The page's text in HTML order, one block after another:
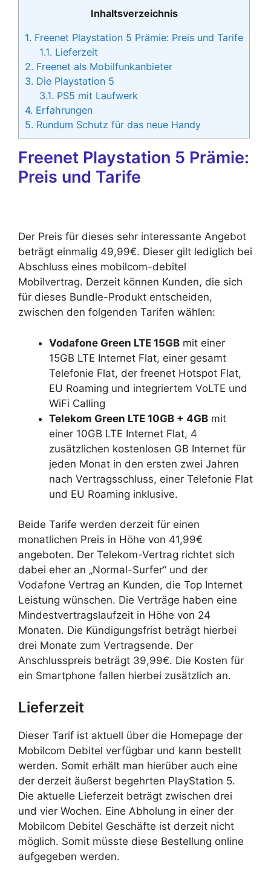
Inhaltsverzeichnis
1. Freenet Playstation 5 Prämie: Preis und Tarife
1.1. Lieferzeit
2. Freenet als Mobilfunkanbieter
3. Die Playstation 5
3.1. PS5 mit Laufwerk
4. Erfahrungen
5. Rundum Schutz für das neue Handy
Freenet Playstation 5 Prämie:
Preis und Tarife
Der Preis für dieses sehr interessante Angebot
beträgt einmalig 49,99€. Dieser gilt lediglich bei
Abschluss eines mobilcom-debitel
Mobilvertrag. Derzeit können Kunden, die sich
für dieses Bundle-Produkt entscheiden,
zwischen den folgenden Tarifen wählen:
Vodafone Green LTE 15GB mit einer
15GB LTE Internet Flat, einer gesamt
Telefonie Flat, der freenet Hotspot Flat,
EU Roaming und integriertem VoLTE und
WiFi Calling
Telekom Green LTE 10GB + 4GB mit
einer 10GB LTE Internet Flat, 4
zusätzlichen kostenlosen GB Internet für
jeden Monat in den ersten zwei Jahren
nach Vertragsschluss, einer Telefonie Flat
und EU Roaming inklusive.
Beide Tarife werden derzeit für einen
monatlichen Preis in Höhe von 41,99€
angeboten. Der Telekom-Vertrag richtet sich
dabei eher an „Normal-Surfer“ und der
Vodafone Vertrag an Kunden, die Top Internet
Leistung wünschen. Die Verträge haben eine
Mindestvertragslaufzeit in Höhe von 24
Monaten. Die Kündigungsfrist beträgt hierbei
drei Monate zum Vertragsende. Der
Anschlusspreis beträgt 39,99€. Die Kosten für
ein Smartphone fallen hierbei zusätzlich an.
Lieferzeit
Dieser Tarif ist aktuell über die Homepage der
Mobilcom Debitel verfügbar und kann bestellt
werden. Somit erhält man hierüber auch eine
der derzeit äußerst begehrten PlayStation 5.
Die aktuelle Lieferzeit beträgt zwischen drei
und vier Wochen. Eine Abholung in einer der
Mobilcom Debitel Geschäfte ist derzeit nicht
möglich. Somit müsste diese Bestellung online
aufgegeben werden.